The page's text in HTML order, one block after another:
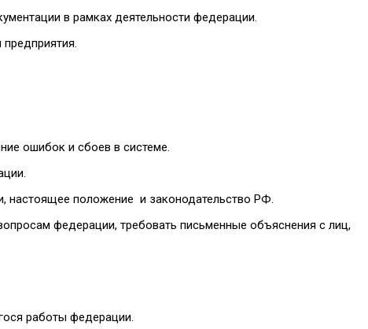
в рамках деятельности федерации.
ошибок и сбоев в системе.
настоящее положение и законодательство РФ.
федерации, требовать письменные объяснения с лиц,
работы федерации.